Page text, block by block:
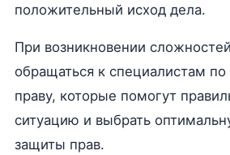
положительный исход дела.
При возникновении
обращаться к специалистам
праву, которые помогут
ситуацию и выбрать
защиты прав.